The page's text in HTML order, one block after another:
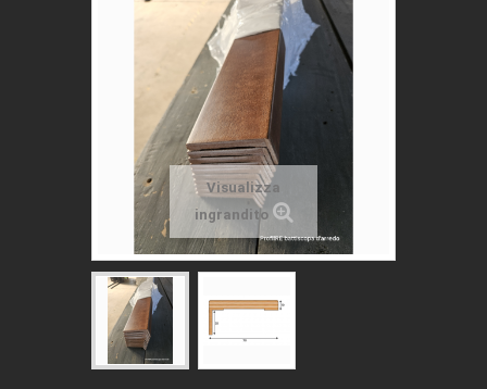
Visualizza
ingrandito